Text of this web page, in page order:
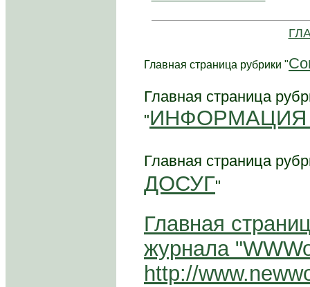
Главная страница рубрики "
Главная страница
"
Главная страница
ДОСУГ"
Главная
журнала
http://